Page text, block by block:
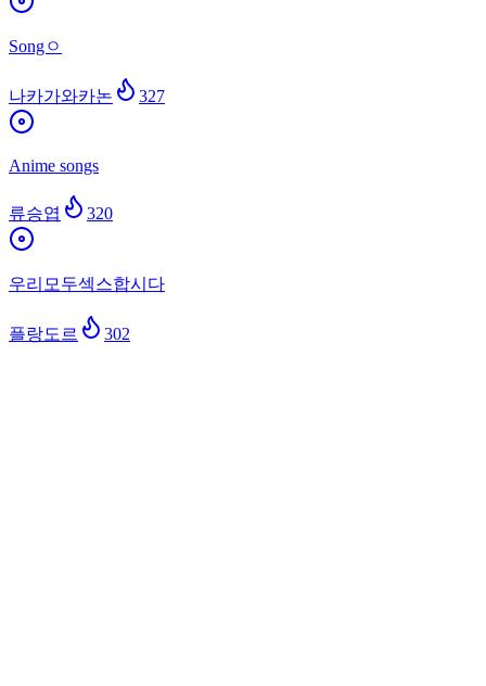
Songㅇ
나카가와카논 327
Anime songs
류승엽 320
우리모두섹스합시다
플랑도르 302